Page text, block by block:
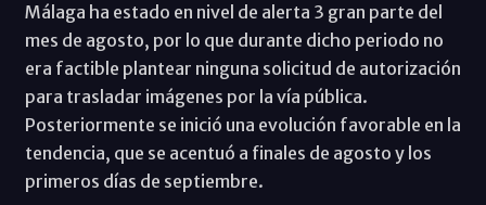
Málaga ha estado en nivel de alerta 3 gran parte del
mes de agosto, por lo que durante dicho periodo no
era factible plantear ninguna solicitud de autorización
para trasladar imágenes por la vía pública.
Posteriormente se inició una evolución favorable en la
tendencia, que se acentuó a finales de agosto y los
primeros días de septiembre.